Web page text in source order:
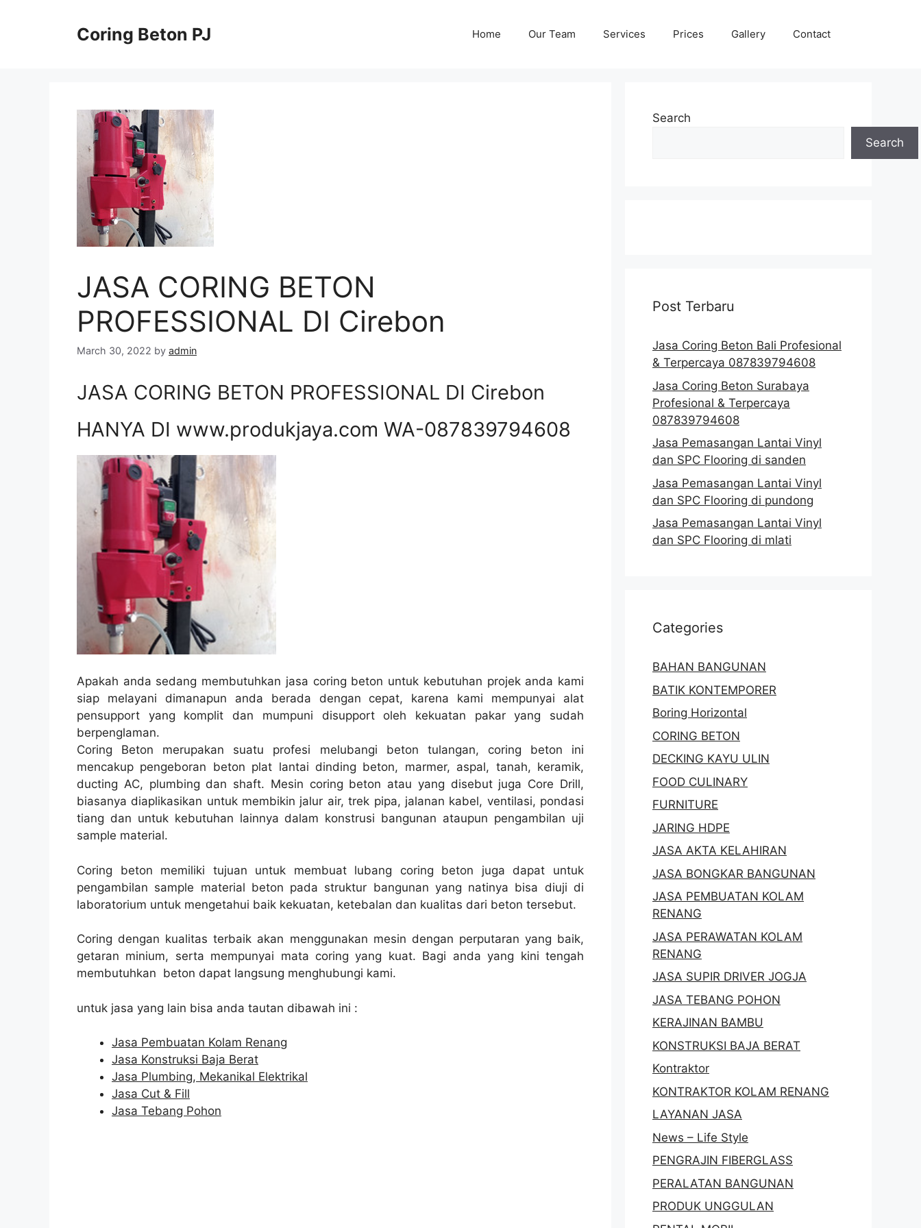
Coring Beton PJ Home Our Team Services Prices Gallery Contact
JASA CORING BETON
PROFESSIONAL DI Cirebon
March 30, 2022 by admin
JASA CORING BETON PROFESSIONAL DI Cirebon
HANYA DI www.produkjaya.com WA-087839794608
Apakah anda sedang membutuhkan jasa coring beton untuk kebutuhan projek anda kami
siap melayani dimanapun anda berada dengan cepat, karena kami mempunyai alat
pensupport yang komplit dan mumpuni disupport oleh kekuatan pakar yang sudah
berpenglaman.
Coring Beton merupakan suatu profesi melubangi beton tulangan, coring beton ini
mencakup pengeboran beton plat lantai dinding beton, marmer, aspal, tanah, keramik,
ducting AC, plumbing dan shaft. Mesin coring beton atau yang disebut juga Core Drill,
biasanya diaplikasikan untuk membikin jalur air, trek pipa, jalanan kabel, ventilasi, pondasi
tiang dan untuk kebutuhan lainnya dalam konstrusi bangunan ataupun pengambilan uji
sample material.
Coring beton memiliki tujuan untuk membuat lubang coring beton juga dapat untuk
pengambilan sample material beton pada struktur bangunan yang natinya bisa diuji di
laboratorium untuk mengetahui baik kekuatan, ketebalan dan kualitas dari beton tersebut.
Coring dengan kualitas terbaik akan menggunakan mesin dengan perputaran yang baik,
getaran minium, serta mempunyai mata coring yang kuat. Bagi anda yang kini tengah
membutuhkan beton dapat langsung menghubungi kami.
untuk jasa yang lain bisa anda tautan dibawah ini :
Jasa Pembuatan Kolam Renang
Jasa Konstruksi Baja Berat
Jasa Plumbing, Mekanikal Elektrikal
Jasa Cut & Fill
Jasa Tebang Pohon
Search
Search
Post Terbaru
Jasa Coring Beton Bali Profesional
& Terpercaya 087839794608
Jasa Coring Beton Surabaya
Profesional & Terpercaya
087839794608
Jasa Pemasangan Lantai Vinyl
dan SPC Flooring di sanden
Jasa Pemasangan Lantai Vinyl
dan SPC Flooring di pundong
Jasa Pemasangan Lantai Vinyl
dan SPC Flooring di mlati
Categories
BAHAN BANGUNAN
BATIK KONTEMPORER
Boring Horizontal
CORING BETON
DECKING KAYU ULIN
FOOD CULINARY
FURNITURE
JARING HDPE
JASA AKTA KELAHIRAN
JASA BONGKAR BANGUNAN
JASA PEMBUATAN KOLAM
RENANG
JASA PERAWATAN KOLAM
RENANG
JASA SUPIR DRIVER JOGJA
JASA TEBANG POHON
KERAJINAN BAMBU
KONSTRUKSI BAJA BERAT
Kontraktor
KONTRAKTOR KOLAM RENANG
LAYANAN JASA
News – Life Style
PENGRAJIN FIBERGLASS
PERALATAN BANGUNAN
PRODUK UNGGULAN